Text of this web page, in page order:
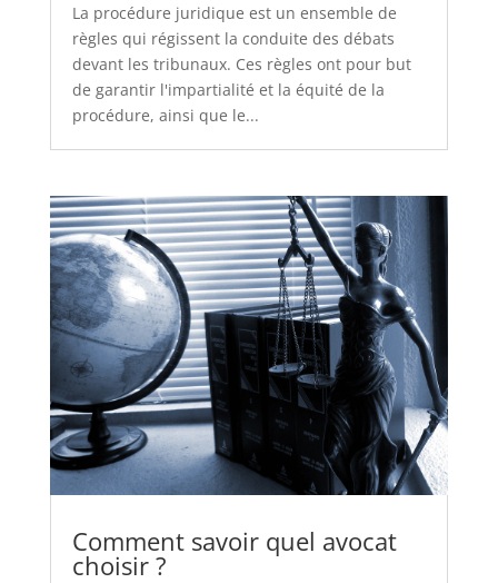
La procédure juridique est un ensemble de
règles qui régissent la conduite des débats
devant les tribunaux. Ces règles ont pour but
de garantir l'impartialité et la équité de la
procédure, ainsi que le...
Comment savoir quel avocat
choisir ?